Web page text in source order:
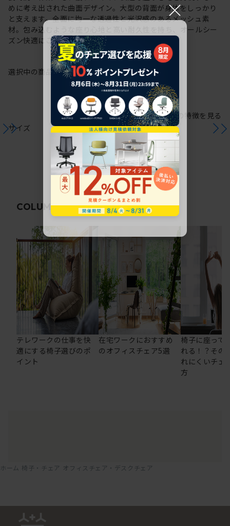
めに考え出された曲面デザイン。大型の背面が身体をしっかり
と支えます。全面に均一な透過性と光沢感のあるメッシュ素
材。包み込むような座り心地と高い耐久性を持ち、オールシー
ズン快適にご使用いただけます。
選択中の商品情報保証注意事項
サイズ
シリーズの特徴を見る
COLUMN関連コラム
テレワークの仕事を快
適にする椅子選びのポ
イント
在宅ワークにおすすめ
のオフィスチェア5選
椅子に座って
れる！？その
れにくいチェ
方
ホーム 椅子・チェア オフィスチェア・デスクチェア
×